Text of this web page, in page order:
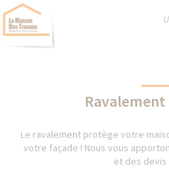
Le ravalement protège votre
votre façade ! Nous vous
et des